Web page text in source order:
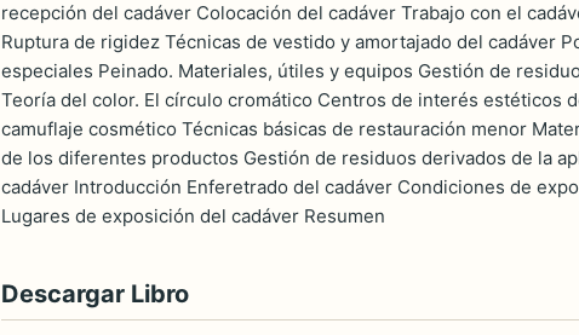
recepción del cadáver Colocación del cadáver Trabajo con el
Ruptura de rigidez Técnicas de vestido y amortajado del cadáver
especiales Peinado. Materiales, útiles y equipos Gestión de
Teoría del color. El círculo cromático Centros de interés estéticos
camuflaje cosmético Técnicas básicas de restauración menor
de los diferentes productos Gestión de residuos derivados de la
cadáver Introducción Enferetrado del cadáver Condiciones de
Lugares de exposición del cadáver Resumen
Descargar Libro